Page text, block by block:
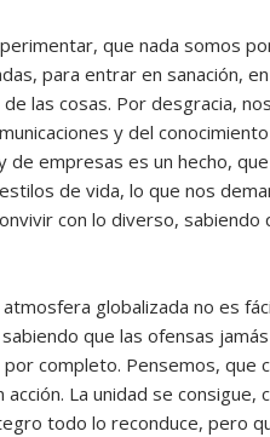
que nada somos
para entrar en sanación,
las cosas. Por desgracia,
y del
de empresas es un hecho,
de vida, lo que nos
con lo diverso,
globalizada no es
que las ofensas
completo. Pensemos, que
La unidad se
todo lo reconduce, pero